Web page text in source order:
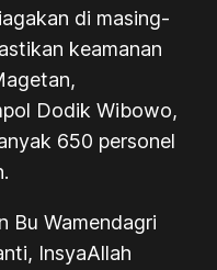
di masing-
keamanan
Dodik Wibowo,
650 personel
Bu Wamendagri
InsyaAllah